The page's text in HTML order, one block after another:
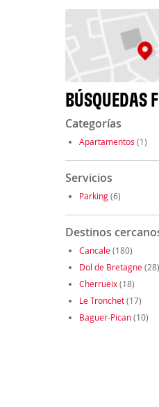
BÚSQUEDAS
Categorías
Apartamentos (1)
Servicios
Parking(6)
Destinos
Cancale(180)
Dol de Bretagne(28)
Cherrueix(18)
Le Tronchet(17)
Baguer-Pican(10)